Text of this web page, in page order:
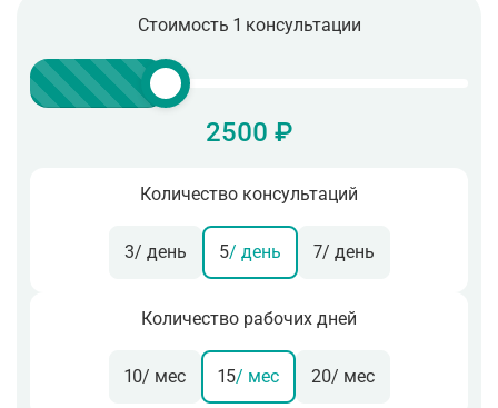
Стоимость 1 консультации
2500 ₽
Количество консультаций
3/ день 5/ день 7/ день
Количество рабочих дней
10/ мес 15/ мес 20/ мес